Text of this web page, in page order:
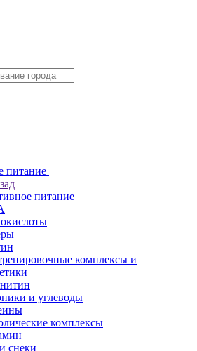
питание
питание
комплексы и
и углеводы
комплексы
снеки